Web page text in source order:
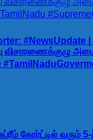
#NewsUpdate
கோர்ட்டில் வரும்